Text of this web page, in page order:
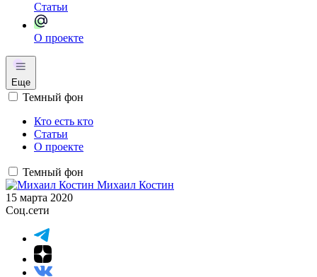
Статьи
О проекте
Еще
Темный фон
Кто есть кто
Статьи
О проекте
Темный фон
Михаил Костин
15 марта 2020
Соц.сети